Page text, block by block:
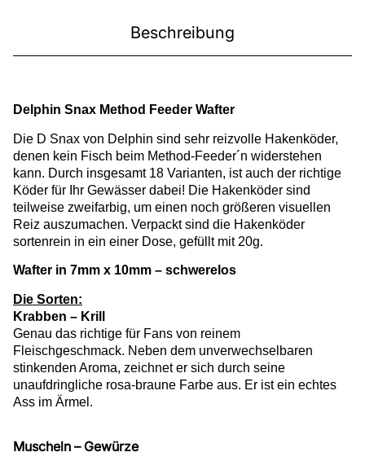
Beschreibung
Delphin Snax Method Feeder Wafter
Die D Snax von Delphin sind sehr reizvolle Hakenköder,
denen kein Fisch beim Method-Feeder´n widerstehen
kann. Durch insgesamt 18 Varianten, ist auch der richtige
Köder für Ihr Gewässer dabei! Die Hakenköder sind
teilweise zweifarbig, um einen noch größeren visuellen
Reiz auszumachen. Verpackt sind die Hakenköder
sortenrein in ein einer Dose, gefüllt mit 20g.
Wafter in 7mm x 10mm – schwerelos
Die Sorten:
Krabben – Krill
Genau das richtige für Fans von reinem
Fleischgeschmack. Neben dem unverwechselbaren
stinkenden Aroma, zeichnet er sich durch seine
unaufdringliche rosa-braune Farbe aus. Er ist ein echtes
Ass im Ärmel.
Muscheln – Gewürze